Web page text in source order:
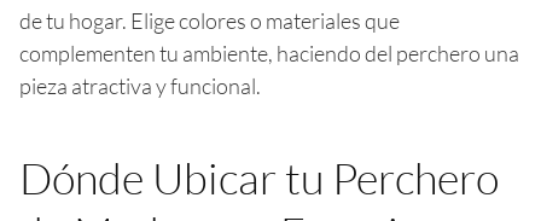
de tu hogar. Elige colores o materiales que
complementen tu ambiente, haciendo del perchero una
pieza atractiva y funcional.
Dónde Ubicar tu Perchero